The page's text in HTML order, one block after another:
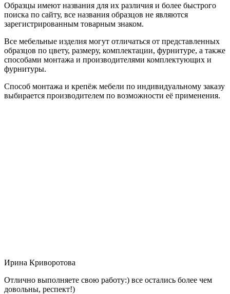
Образцы имеют названия для их различия и более быстрого
поиска по сайту, все названия образцов не являются
зарегистрированным товарным знаком.
Все мебельные изделия могут отличаться от представленных
образцов по цвету, размеру, комплектации, фурнитуре, а также
способами монтажа и производителями комплектующих и
фурнитуры.
Способ монтажа и крепёж мебели по индивидуальному заказу
выбирается производителем по возможности её применения.
Ирина Криворотова
Отлично выполняете свою работу:) все остались более чем
довольны, респект!)